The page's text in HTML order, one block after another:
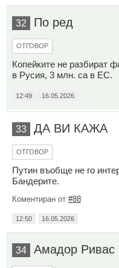
32 По ред
ОТГОВОР
Копейките не разбират
в Русия, 3 млн. са в ЕС.
12:49 16.05.2026
33 ДА ВИ КАЖА
ОТГОВОР
Путин въобще не го
Бандерите.
Коментиран от #88
12:50 16.05.2026
34 Амадор Ривас